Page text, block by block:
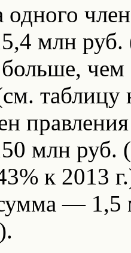
млн руб.
чем
млн руб.
к 2013
— 1,5